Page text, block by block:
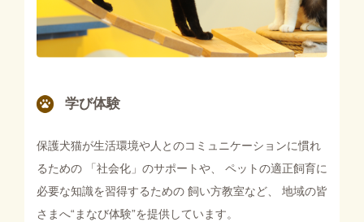
学び体験
保護犬猫が生活環境や人とのコミュニケーションに慣れ
るための 「社会化」のサポートや、 ペットの適正飼育に
必要な知識を習得するための 飼い方教室など、 地域の皆
さまへ“まなび体験”を提供しています。